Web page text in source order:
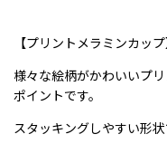
【プリントメラミンカップ
様々な絵柄がかわいいプ
ポイントです。
スタッキングしやすい形